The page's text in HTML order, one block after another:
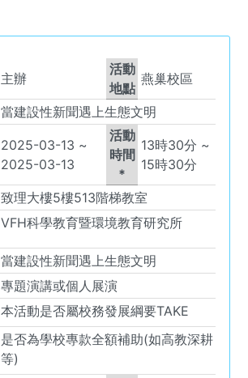
主辦
活動
地點
燕巢校區
當建設性新聞遇上生態文明
2025-03-13 ~
2025-03-13
活動
時間
*
13時30
分 ~
15時30分
致理大樓5樓513階梯教室
VFH科學教育暨環境教育研究所
當建設性新聞遇上生態文明
專題演講或個人展演
本活動是否屬校務發展綱要TAKE
是否為學校專款全額補助(如高教深耕
等)